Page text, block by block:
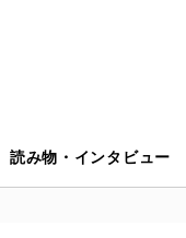
読み物・インタビュー